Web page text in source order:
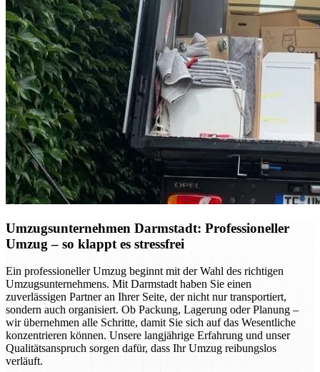
Umzugsunternehmen Darmstadt: Professioneller
Umzug – so klappt es stressfrei
Ein professioneller Umzug beginnt mit der Wahl des richtigen
Umzugsunternehmens. Mit Darmstadt haben Sie einen
zuverlässigen Partner an Ihrer Seite, der nicht nur transportiert,
sondern auch organisiert. Ob Packung, Lagerung oder Planung –
wir übernehmen alle Schritte, damit Sie sich auf das Wesentliche
konzentrieren können. Unsere langjährige Erfahrung und unser
Qualitätsanspruch sorgen dafür, dass Ihr Umzug reibungslos
verläuft.